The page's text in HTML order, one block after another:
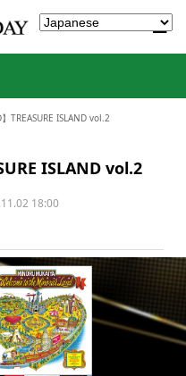
】TREASURE ISLAND vol.2
ISLAND vol.2
18:00